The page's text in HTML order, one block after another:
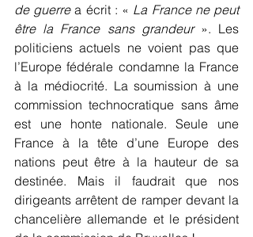
de guerre a écrit : « La France ne peut
être la France sans grandeur ». Les
politiciens actuels ne voient pas que
l’Europe fédérale condamne la France
à la médiocrité. La soumission à une
commission technocratique sans âme
est une honte nationale. Seule une
France à la tête d’une Europe des
nations peut être à la hauteur de sa
destinée. Mais il faudrait que nos
dirigeants arrêtent de ramper devant la
chancelière allemande et le président